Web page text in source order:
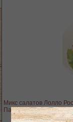
Микс салатов Лолло
Пармезан, оливковое